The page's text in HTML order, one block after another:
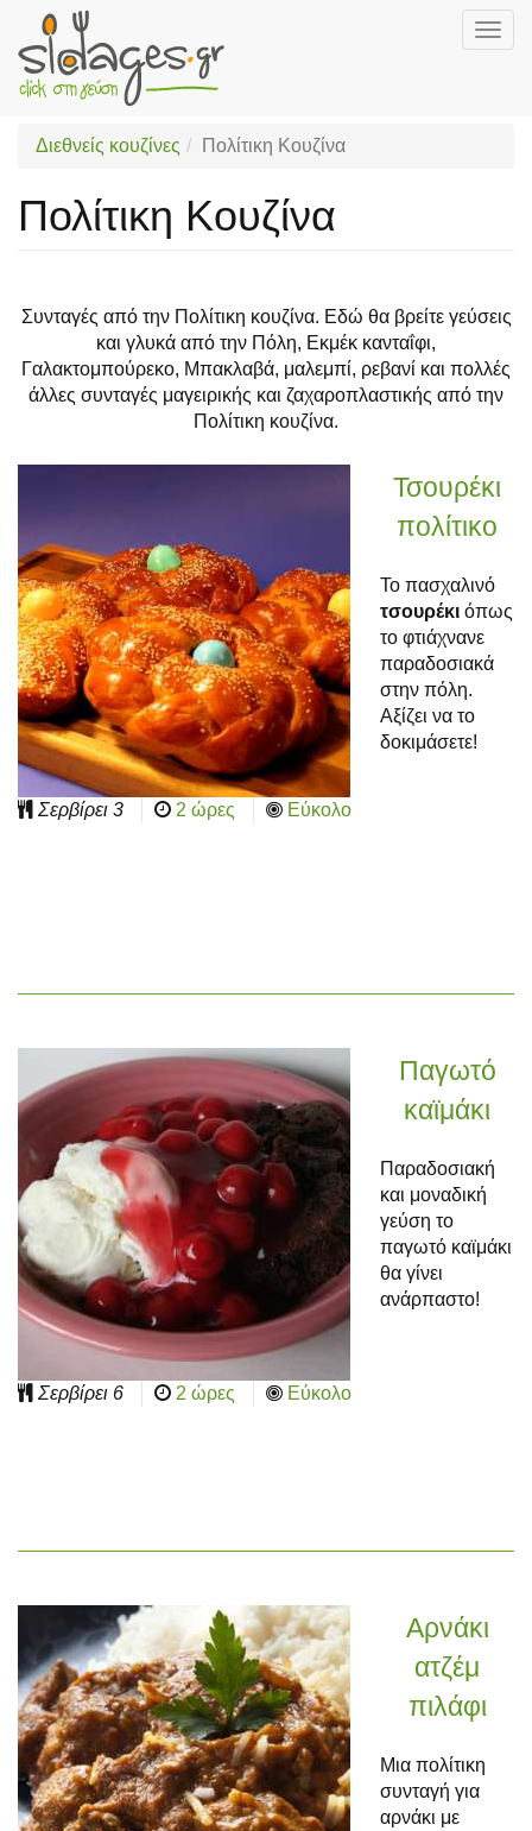
Skip
mainΔιεθνείς κουζίνες Πολίτικη Κουζίνα
Πολίτικη Κουζίνα
Συνταγές από την Πολίτικη κουζίνα. Εδώ θα βρείτε γεύσεις
και γλυκά από την Πόλη, Εκμέκ κανταΐφι,
Γαλακτομπούρεκο, Μπακλαβά, μαλεμπί, ρεβανί και πολλές
άλλες συνταγές μαγειρικής και ζαχαροπλαστικής από την
Πολίτικη κουζίνα.
Τσουρέκι
πολίτικο
Το πασχαλινό
τσουρέκι όπως
το φτιάχνανε
παραδοσιακά
στην πόλη.
Αξίζει να το
δοκιμάσετε!
Σερβίρει 3 2 ώρες Εύκολο
Παγωτό
καϊμάκι
Παραδοσιακή
και μοναδική
γεύση το
παγωτό καϊμάκι
θα γίνει
ανάρπαστο!
Σερβίρει 6 2 ώρες Εύκολο
Αρνάκι
ατζέμ
πιλάφι
Μια πολίτικη
συνταγή για
αρνάκι με